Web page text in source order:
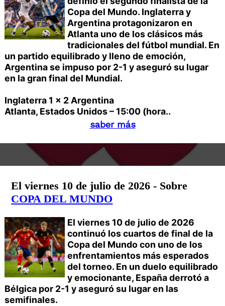
Copa del Mundo. Inglaterra y
Argentina protagonizaron en
Atlanta uno de los clásicos más
tradicionales del fútbol mundial. En
un partido equilibrado y lleno de emoción,
Argentina se impuso por 2-1 y aseguró su lugar
en la gran final del Mundial.
Inglaterra 1 x 2 Argentina
Atlanta, Estados Unidos – 15:00 (hora..
saber más
El viernes 10 de julio de 2026 - Sobre
COPA DEL MUNDO
El viernes 10 de julio de 2026
continuó los cuartos de final de la
Copa del Mundo con uno de los
enfrentamientos más esperados
del torneo. En un duelo equilibrado
y emocionante, España derrotó a
Bélgica por 2-1 y aseguró su lugar en las
semifinales.